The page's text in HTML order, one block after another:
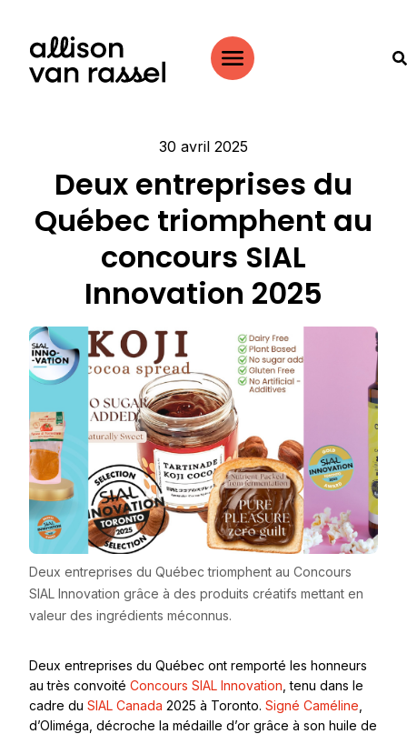
30 avril 2025
Deux entreprises du
Québec triomphent au
concours SIAL
Innovation 2025
Deux entreprises du Québec triomphent au Concours
SIAL Innovation grâce à des produits créatifs mettant en
valeur des ingrédients méconnus.
Deux entreprises du Québec ont remporté les honneurs
au très convoité Concours SIAL Innovation , tenu dans le
cadre du SIAL Canada 2025 à Toronto. Signé Caméline
d’Oliméga, décroche la médaille d’or grâce à son huile de